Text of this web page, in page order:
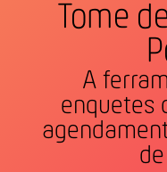
Tome
A
enquetes